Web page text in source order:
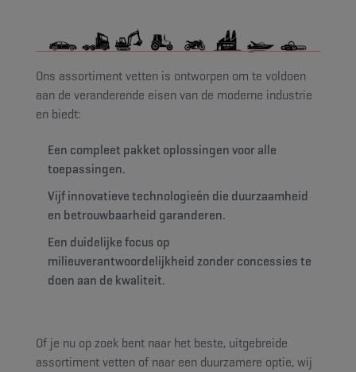
Ons assortiment vetten is ontworpen om te voldoen
aan de veranderende eisen van de moderne industrie
en biedt:
Een compleet pakket oplossingen voor alle
toepassingen.
Vijf innovatieve technologieën die duurzaamheid
en betrouwbaarheid garanderen.
Een duidelijke focus op
milieuverantwoordelijkheid zonder concessies te
doen aan de kwaliteit.
Of je nu op zoek bent naar het beste, uitgebreide
assortiment vetten of naar een duurzamere optie, wij